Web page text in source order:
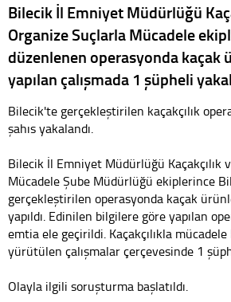
Bilecik İl Emniyet Müdürlüğü
Organize Suçlarla Mücadele
düzenlenen operasyonda kaçak
yapılan çalışmada 1 şüpheli
Bilecik'te gerçekleştirilen kaçakçılık
şahıs yakalandı.
Bilecik İl Emniyet Müdürlüğü Kaçakçılık
Mücadele Şube Müdürlüğü ekiplerince
gerçekleştirilen operasyonda kaçak
yapıldı. Edinilen bilgilere göre yapılan
emtia ele geçirildi. Kaçakçılıkla mücadele
yürütülen çalışmalar çerçevesinde 1
Olayla ilgili soruşturma başlatıldı.